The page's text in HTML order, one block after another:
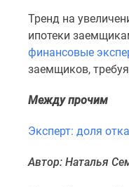
комнатные
Военная
ипотека
Покупателю
Новостройки
Петербурга
новостроек
ипотека
Тренд на
ипотеки
финансовые
заемщиков,
Между прочим
Эксперт: доля
Автор: Наталья